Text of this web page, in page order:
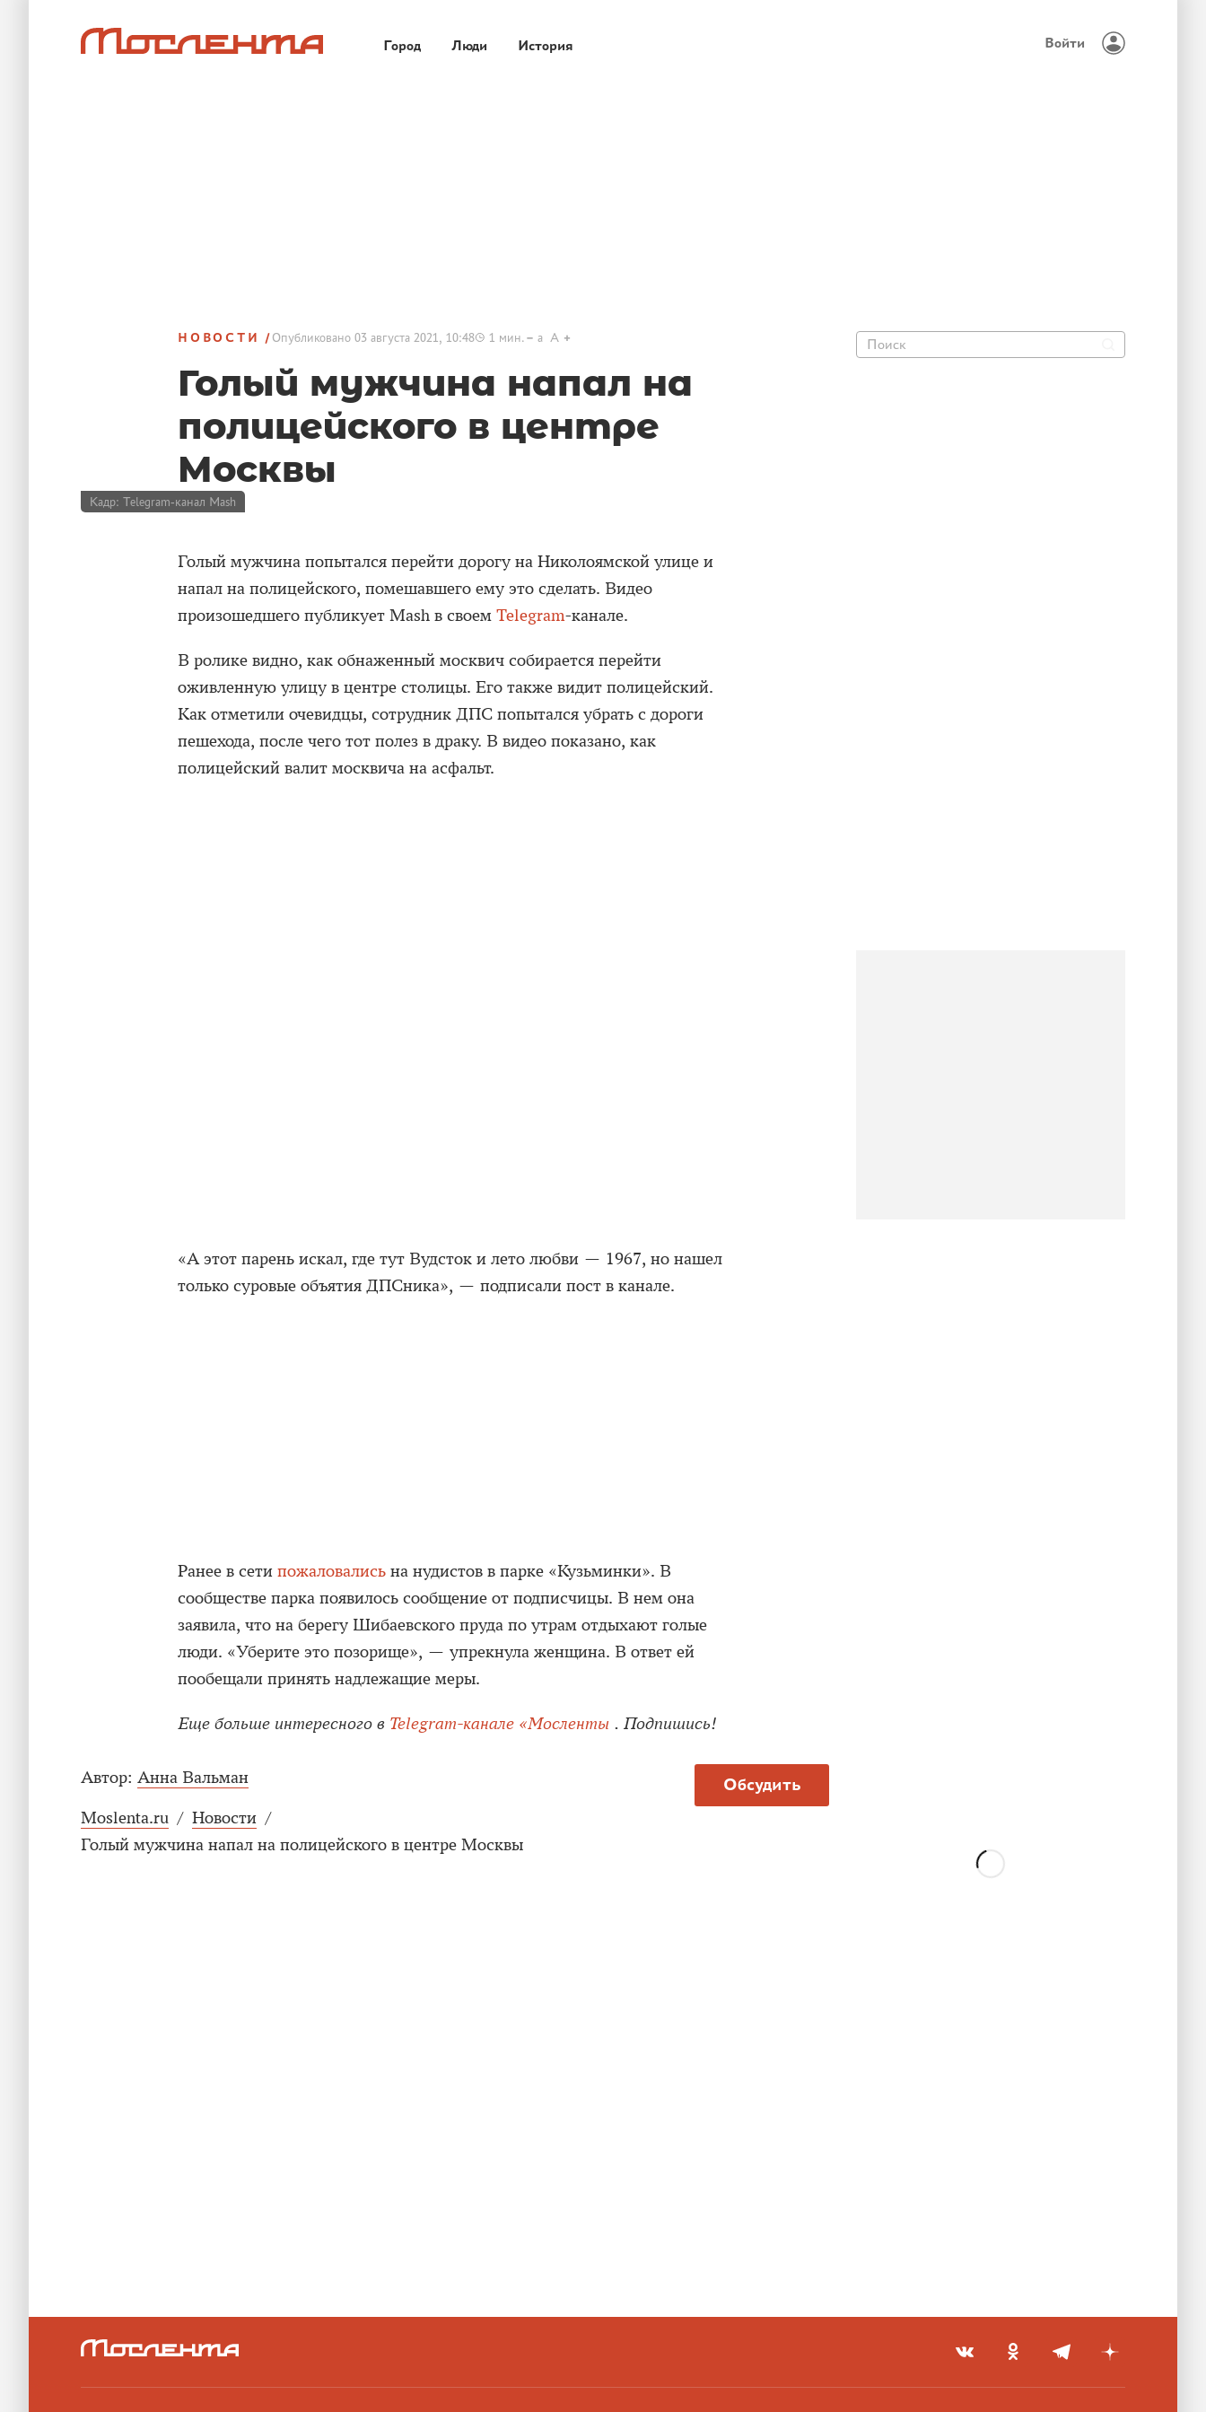
Город Люди История Войти
НОВОСТИ Опубликовано03 августа 2021, 10:48 1 мин. a A
Голый мужчина напал на
полицейского в центре
Москвы
Кадр: Telegram-канал Mash
Голый мужчина попытался перейти дорогу на Николоямской улице и
напал на полицейского, помешавшего ему это сделать. Видео
произошедшего публикует Mash в своем Telegram-канале.
В ролике видно, как обнаженный москвич собирается перейти
оживленную улицу в центре столицы. Его также видит полицейский.
Как отметили очевидцы, сотрудник ДПС попытался убрать с дороги
пешехода, после чего тот полез в драку. В видео показано, как
полицейский валит москвича на асфальт.
«А этот парень искал, где тут Вудсток и лето любви — 1967, но нашел
только суровые объятия ДПСника», — подписали пост в канале.
Ранее в сети пожаловались на нудистов в парке «Кузьминки». В
сообществе парка появилось сообщение от подписчицы. В нем она
заявила, что на берегу Шибаевского пруда по утрам отдыхают голые
люди. «Уберите это позорище», — упрекнула женщина. В ответ ей
пообещали принять надлежащие меры.
Еще больше интересного в Telegram-канале «Мосленты . Подпишись!
Обсудить
Автор: Анна Вальман
Moslenta.ru / Новости /
Голый мужчина напал на полицейского в центре Москвы